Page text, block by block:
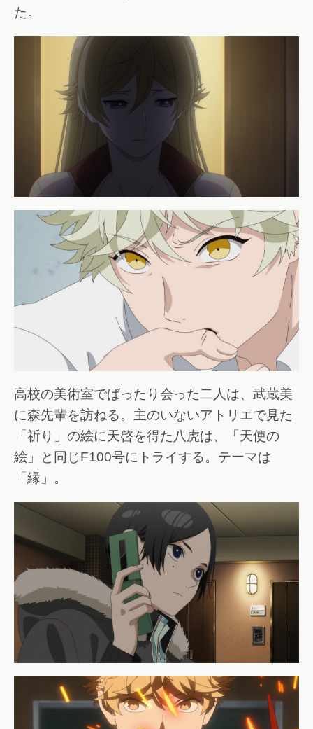
た。
高校の美術室でばったり会った二人は、武蔵美
に森先輩を訪ねる。主のいないアトリエで見た
「祈り」の絵に天啓を得た八虎は、「天使の
絵」と同じF100号にトライする。テーマは
「縁」。